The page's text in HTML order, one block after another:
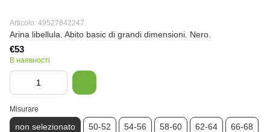
Articolo: 49527842247
Arina libellula. Abito basic di grandi dimensioni. Nero.
€53
В наявності
Misurare
non selezionato 50-52 54-56 58-60 62-64 66-68